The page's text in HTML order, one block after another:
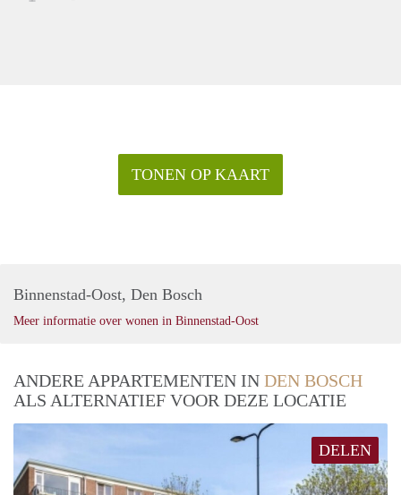
TONEN OP KAART
Binnenstad-Oost, Den Bosch
Meer informatie over wonen in Binnenstad-Oost
ANDERE APPARTEMENTEN IN DEN BOSCH
ALS ALTERNATIEF VOOR DEZE LOCATIE
DELEN